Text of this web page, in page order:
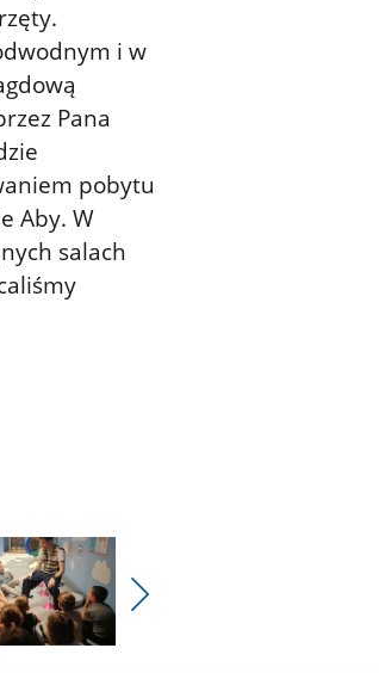
i w
Pana
pobytu
Aby. W
salach